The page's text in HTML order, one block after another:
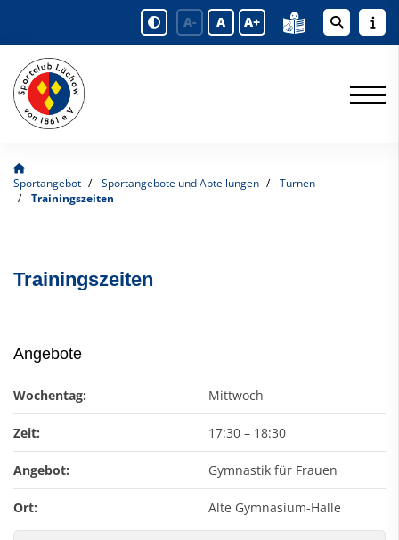
A- A A+
Sportangebot Sportangebote und Abteilungen
Turnen
Trainingszeiten
Trainingszeiten
Angebote
Wochentag: Mittwoch
Zeit: 17:30 – 18:30
Angebot: Gymnastik für Frauen
Ort: Alte Gymnasium-Halle